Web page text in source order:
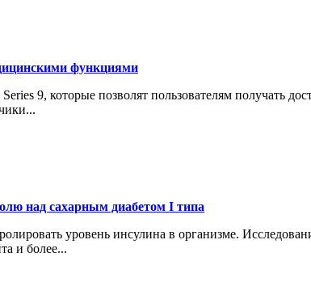
функциями
9, которые позволят пользователям получать
над сахарным диабетом I типа
уровень инсулина в организме.
и более...